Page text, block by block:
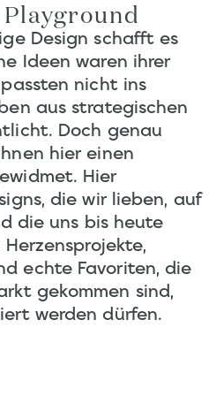
Design schafft es
Ideen waren ihrer
nicht ins
aus strategischen
Doch genau
hier einen
Hier
die wir lieben, auf
die uns bis heute
echte Favoriten, die
gekommen sind,
werden dürfen.